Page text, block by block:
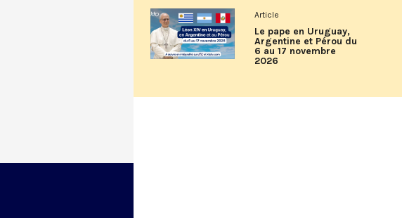
Article
Le pape en Uruguay,
Argentine et Pérou du
6 au 17 novembre
2026